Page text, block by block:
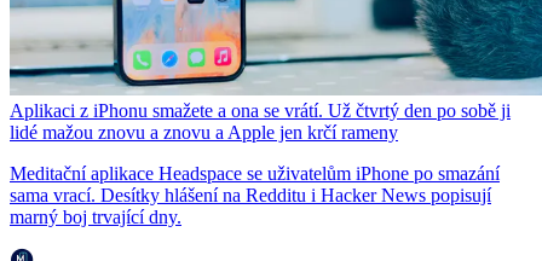
Aplikaci z iPhonu smažete a ona se vrátí. Už čtvrtý den po sobě ji
lidé mažou znovu a znovu a Apple jen krčí rameny
Meditační aplikace Headspace se uživatelům iPhone po smazání
sama vrací. Desítky hlášení na Redditu i Hacker News popisují
marný boj trvající dny.